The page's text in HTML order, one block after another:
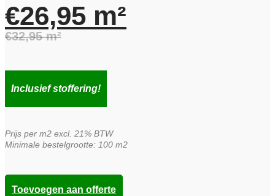
€32,95 m²
prijs
€32,95.
€26,95 m²
prijs
€26,95.
Inclusief stoffering!
Prijs per m2 excl. 21% BTW
Minimale bestelgrootte: 100 m2
Toevoegen aan offerte